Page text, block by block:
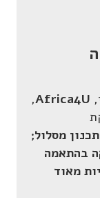
Africa4U
,
מסלול;
בהתאמה
מאוד